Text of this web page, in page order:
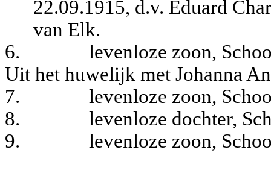
22.09.1915, d.v. Eduard
van Elk.
6.
levenloze zoon,
Uit het huwelijk met Johanna
7.
levenloze zoon,
8.
levenloze dochter,
9.
levenloze zoon,